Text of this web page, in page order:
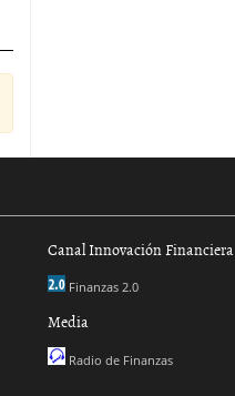
Canal Innovación Financiera
Finanzas 2.0
Media
Radio de Finanzas